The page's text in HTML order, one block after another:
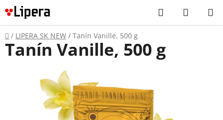
Prejsť
na
obsah
Hľadať
KOŠÍK
Domov
/ LIPERA SK NEW / Tanín Vanille, 500 g
Tanín Vanille, 500 g